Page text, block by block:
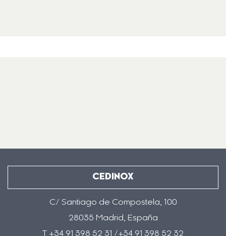
CEDINOX
C/ Santiago de Compostela, 100
28035 Madrid, España
T +34 91 398 52 31 /+34 91 398 52 32